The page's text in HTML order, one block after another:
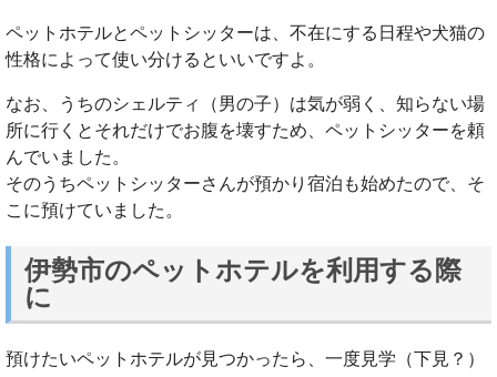
ペットホテルとペットシッターは、不在にする日程や犬猫の
性格によって使い分けるといいですよ。
なお、うちのシェルティ（男の子）は気が弱く、知らない場
所に行くとそれだけでお腹を壊すため、ペットシッターを頼
んでいました。
そのうちペットシッターさんが預かり宿泊も始めたので、そ
こに預けていました。
伊勢市のペットホテルを利用する際
に
預けたいペットホテルが見つかったら、一度見学（下見？）